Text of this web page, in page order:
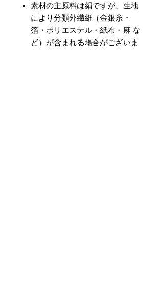
素材の主原料は絹ですが、生地
により分類外繊維（金銀糸・
箔・ポリエステル・紙布・麻 な
ど）が含まれる場合がございま